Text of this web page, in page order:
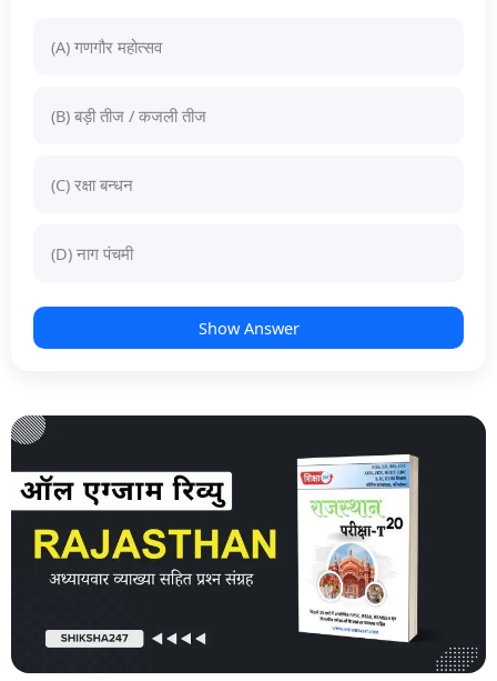
(A) गणगौर महोत्सव
(B) बड़ी तीज / कजली तीज
(C) रक्षा बन्धन
(D) नाग पंचमी
Show Answer